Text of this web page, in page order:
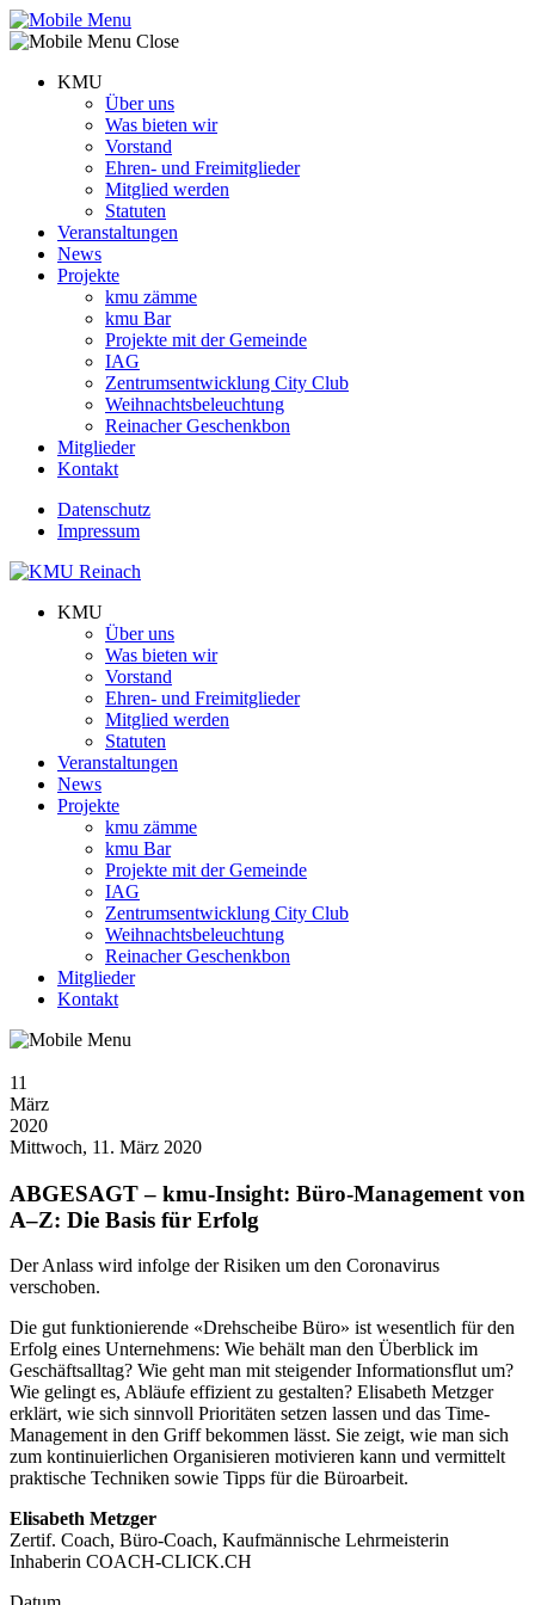
KMU
Über uns
Was bieten wir
Vorstand
Ehren- und Freimitglieder
Mitglied werden
Statuten
Veranstaltungen
News
Projekte
kmu zämme
kmu Bar
Projekte mit der Gemeinde
IAG
Zentrumsentwicklung City Club
Weihnachtsbeleuchtung
Reinacher Geschenkbon
Mitglieder
Kontakt
Datenschutz
Impressum
KMU
Über uns
Was bieten wir
Vorstand
Ehren- und Freimitglieder
Mitglied werden
Statuten
Veranstaltungen
News
Projekte
kmu zämme
kmu Bar
Projekte mit der Gemeinde
IAG
Zentrumsentwicklung City Club
Weihnachtsbeleuchtung
Reinacher Geschenkbon
Mitglieder
Kontakt
11
März
2020
Mittwoch, 11. März 2020
ABGESAGT – kmu-Insight: Büro-Management von
A–Z: Die Basis für Erfolg
Der Anlass wird infolge der Risiken um den Coronavirus
verschoben.
Die gut funktionierende «Drehscheibe Büro» ist wesentlich für den
Erfolg eines Unternehmens: Wie behält man den Überblick im
Geschäftsalltag? Wie geht man mit steigender Informationsflut um?
Wie gelingt es, Abläufe effizient zu gestalten? Elisabeth Metzger
erklärt, wie sich sinnvoll Prioritäten setzen lassen und das Time-
Management in den Griff bekommen lässt. Sie zeigt, wie man sich
zum kontinuierlichen Organisieren motivieren kann und vermittelt
praktische Techniken sowie Tipps für die Büroarbeit.
Elisabeth Metzger
Zertif. Coach, Büro-Coach, Kaufmännische Lehrmeisterin
Inhaberin COACH-CLICK.CH